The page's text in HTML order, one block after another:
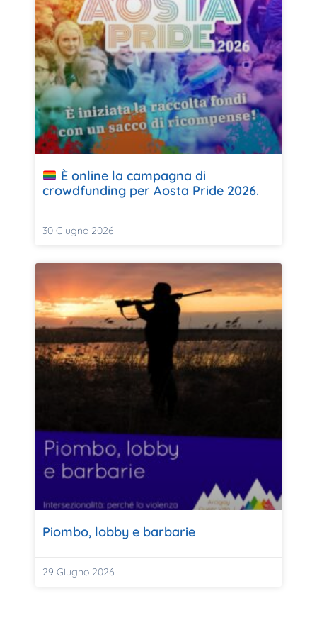
È online la campagna di
crowdfunding per Aosta Pride 2026.
30 Giugno 2026
Piombo, lobby e barbarie
29 Giugno 2026